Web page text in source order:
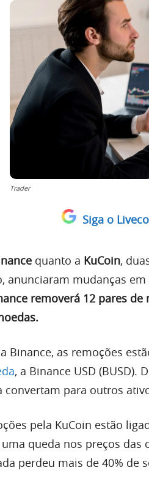
Trader
Siga o
quanto a KuCoin,
anunciaram mudanças
removerá 12 pares de
Binance, as remoções
, a Binance USD
convertam para outros
pela KuCoin estão
queda nos preços
perdeu mais de 40% de